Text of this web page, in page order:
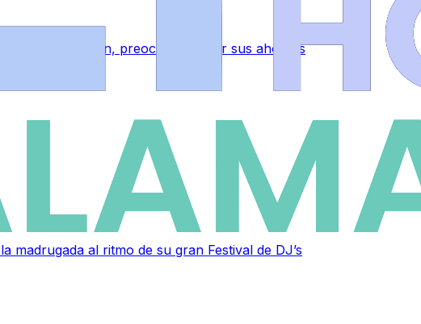
Castilla y León, preocupados por sus ahorros
madrugada al ritmo de su gran Festival de DJ’s